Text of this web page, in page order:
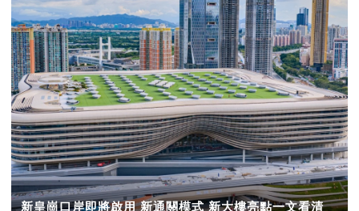
新皇崗口岸即將啟用 新通關模式 新大樓亮點一文看清